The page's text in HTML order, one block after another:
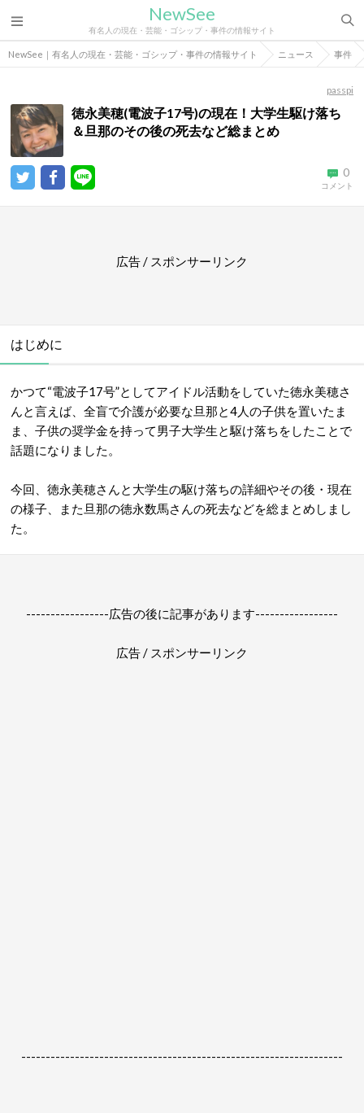
NewSee
有名人の現在・芸能・ゴシップ・事件の情報サイト
NewSee｜有名人の現在・芸能・ゴシップ・事件の情報サイト ニュース 事件
passpi
徳永美穂(電波子17号)の現在！大学生駆け落ち
＆旦那のその後の死去など総まとめ
0
コメント
広告 / スポンサーリンク
はじめに
かつて“電波子17号”としてアイドル活動をしていた徳永美穂さ
んと言えば、全盲で介護が必要な旦那と4人の子供を置いたま
ま、子供の奨学金を持って男子大学生と駆け落ちをしたことで
話題になりました。
今回、徳永美穂さんと大学生の駆け落ちの詳細やその後・現在
の様子、また旦那の徳永数馬さんの死去などを総まとめしまし
た。
-----------------広告の後に記事があります-----------------
広告 / スポンサーリンク
------------------------------------------------------------------